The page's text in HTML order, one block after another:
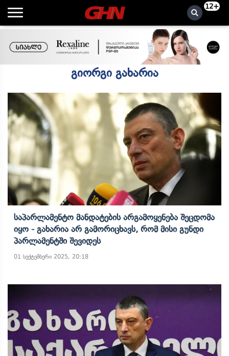
12+
გიორგი გახარია
Საპარლამენტო Მანდატების Არგამოყენება Შეცდომა
Იყო - Გახარია Არ Გამორიცხავს, Რომ Მისი Გუნდი
Პარლამენტში Შევიდეს
01 სექტემბერი 2025, 20:18